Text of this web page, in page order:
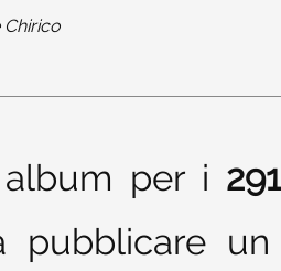
Chirico
per i
pubblicare